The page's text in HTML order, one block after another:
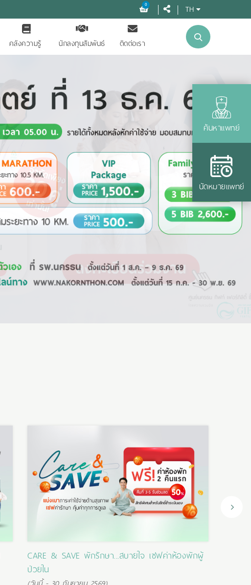
0 TH
คลังความรู้ นักลงทุนสัมพันธ์ ติดต่อเรา
ค้นหาแพทย์
นัดหมายแพทย์
CARE & SAVE พักรักษา...สบายใจ เซฟค่าห้องพักผู้
ป่วยใน